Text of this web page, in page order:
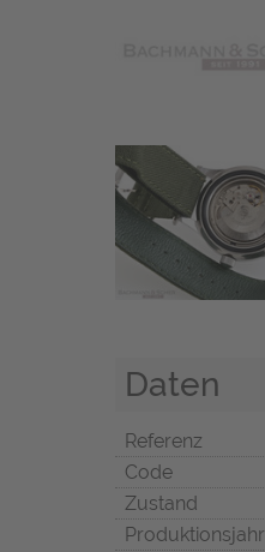
Daten
Referenz
Code
Zustand
Produktionsjahr